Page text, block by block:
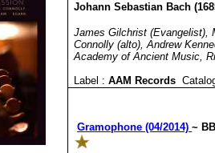
Johann Sebastian Bach
James Gilchrist (Evangelist),
Connolly (alto), Andrew
Academy of Ancient Music,
Label : AAM Records
Gramophone (04/2014)~